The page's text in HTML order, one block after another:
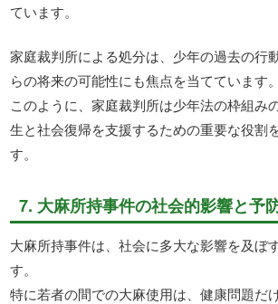
ています。
家庭裁判所による処分は、少年の過去の行
らの将来の可能性にも焦点を当てています。
このように、家庭裁判所は少年法の枠組み
生と社会復帰を支援するための重要な役割
す。
7. 大麻所持事件の社会的影響と予
大麻所持事件は、社会に多大な影響を及ぼ
す。
特に若者の間での大麻使用は、健康問題だ